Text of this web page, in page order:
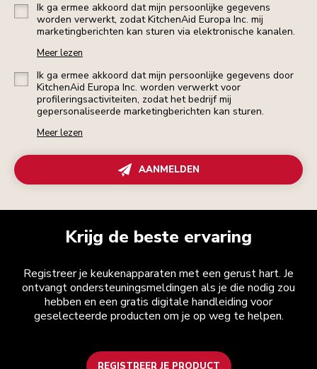
Ik ga ermee akkoord dat mijn persoonlijke gegevens
worden verwerkt, zodat KitchenAid Europa Inc. mij
marketingberichten kan sturen via elektronische kanalen.
Meer lezen
Ik ga ermee akkoord dat mijn persoonlijke gegevens door
KitchenAid Europa Inc. worden verwerkt voor
profileringsactiviteiten, zodat het bedrijf mij
gepersonaliseerde marketingberichten kan sturen.
Meer lezen
AANMELDEN
Krijg de beste ervaring
Registreer je keukenapparaten met een gerust hart. Je
ontvangt ondersteuningsmeldingen als je die nodig zou
hebben en een gratis digitale handleiding voor
geselecteerde producten om je op weg te helpen.